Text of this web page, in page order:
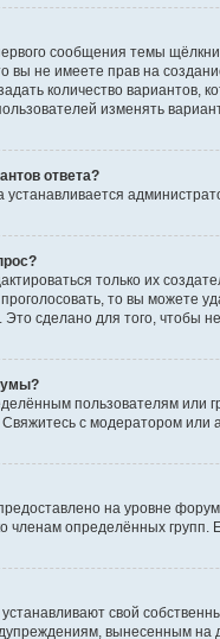
сообщения темы
вы не имеете прав на
количество
изменять
ответа?
устанавливается
только их
то вы можете
Это сделано для того, чтобы
пользователям или
с модератором
на уровне
членам определённых
свой
вынесенным